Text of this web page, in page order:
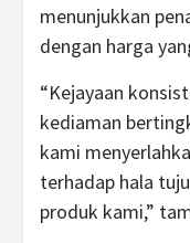
menunjukkan
dengan harga
“Kejayaan
kediaman
kami
terhadap hala
produk kami,”